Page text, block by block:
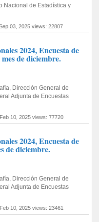
Nacional de Estadística y
03, 2025 views: 22807
2024, Encuesta de
de diciembre.
Dirección General de
Adjunta de Encuestas
10, 2025 views: 77720
2024, Encuesta de
de diciembre.
Dirección General de
Adjunta de Encuestas
10, 2025 views: 23461